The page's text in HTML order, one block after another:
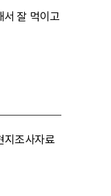
서 잘 먹이고
지조사자료